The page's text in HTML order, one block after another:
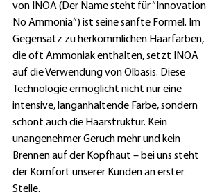
von INOA (Der Name steht für “Innovation
No Ammonia“) ist seine sanfte Formel. Im
Gegensatz zu herkömmlichen Haarfarben,
die oft Ammoniak enthalten, setzt INOA
auf die Verwendung von Ölbasis. Diese
Technologie ermöglicht nicht nur eine
intensive, langanhaltende Farbe, sondern
schont auch die Haarstruktur. Kein
unangenehmer Geruch mehr und kein
Brennen auf der Kopfhaut – bei uns steht
der Komfort unserer Kunden an erster
Stelle.